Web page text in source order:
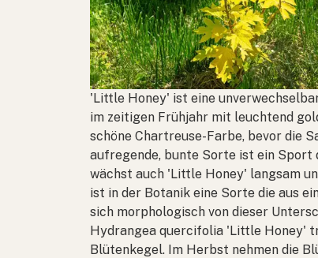
'Little Honey' ist eine
im zeitigen Frühjahr mit leuchtend
schöne Chartreuse-Farbe, bevor die
aufregende, bunte Sorte ist ein Sport
wächst auch 'Little Honey' langsam
ist in der Botanik eine Sorte die aus
sich morphologisch von dieser
Hydrangea quercifolia 'Little Honey'
Blütenkegel. Im Herbst nehmen die